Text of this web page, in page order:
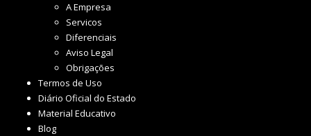
A Empresa
Servicos
Diferenciais
Aviso Legal
Obrigações
Termos de Uso
Diário Oficial do Estado
Material Educativo
Blog